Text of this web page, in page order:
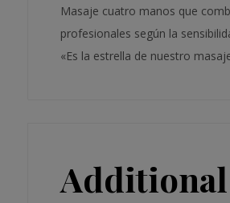
Masaje cuatro manos que
profesionales según la
«Es la estrella de nuestro
Additional